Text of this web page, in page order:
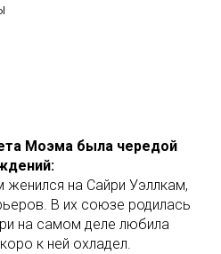
Моэма была чередой
на Сайри Уэллкам,
В их союзе родилась
на самом деле любила
к ней охладел.